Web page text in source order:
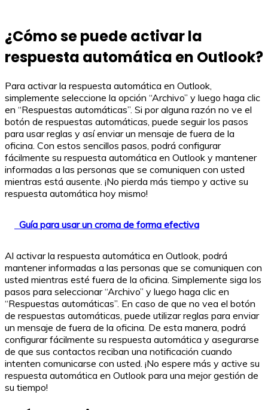
¿Cómo se puede activar la
respuesta automática en Outlook?
Para activar la respuesta automática en Outlook,
simplemente seleccione la opción “Archivo” y luego haga clic
en “Respuestas automáticas”. Si por alguna razón no ve el
botón de respuestas automáticas, puede seguir los pasos
para usar reglas y así enviar un mensaje de fuera de la
oficina. Con estos sencillos pasos, podrá configurar
fácilmente su respuesta automática en Outlook y mantener
informadas a las personas que se comuniquen con usted
mientras está ausente. ¡No pierda más tiempo y active su
respuesta automática hoy mismo!
Guía para usar un croma de forma efectiva
Al activar la respuesta automática en Outlook, podrá
mantener informadas a las personas que se comuniquen con
usted mientras esté fuera de la oficina. Simplemente siga los
pasos para seleccionar “Archivo” y luego haga clic en
“Respuestas automáticas”. En caso de que no vea el botón
de respuestas automáticas, puede utilizar reglas para enviar
un mensaje de fuera de la oficina. De esta manera, podrá
configurar fácilmente su respuesta automática y asegurarse
de que sus contactos reciban una notificación cuando
intenten comunicarse con usted. ¡No espere más y active su
respuesta automática en Outlook para una mejor gestión de
su tiempo!